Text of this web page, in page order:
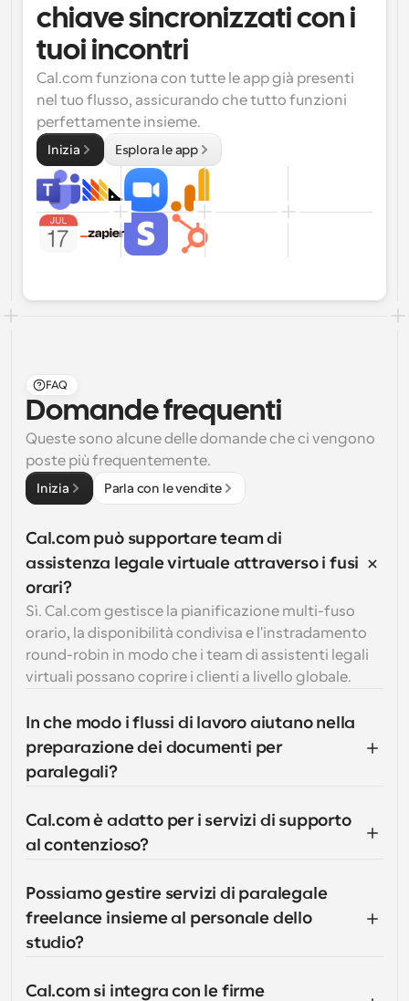
chiave sincronizzati con i
tuoi incontri
Cal.com funziona con tutte le app già presenti
nel tuo flusso, assicurando che tutto funzioni
perfettamente insieme.
Inizia Esplora le app
FAQ
Domande frequenti
Queste sono alcune delle domande che ci vengono
poste più frequentemente.
Inizia Parla con le vendite
Cal.com può supportare team di
assistenza legale virtuale attraverso i fusi
orari?
Sì. Cal.com gestisce la pianificazione multi-fuso
orario, la disponibilità condivisa e l'instradamento
round-robin in modo che i team di assistenti legali
virtuali possano coprire i clienti a livello globale.
In che modo i flussi di lavoro aiutano nella
preparazione dei documenti per
paralegali?
Cal.com è adatto per i servizi di supporto
al contenzioso?
Possiamo gestire servizi di paralegale
freelance insieme al personale dello
studio?
Cal.com si integra con le firme